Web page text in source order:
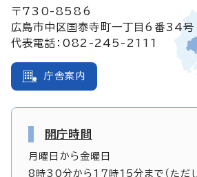
〒730-8586
広島市中区国泰寺町一丁目6番34号
代表電話：082-245-2111
庁舎案内
開庁時間
月曜日から金曜日
8時30分から17時15分まで（ただ